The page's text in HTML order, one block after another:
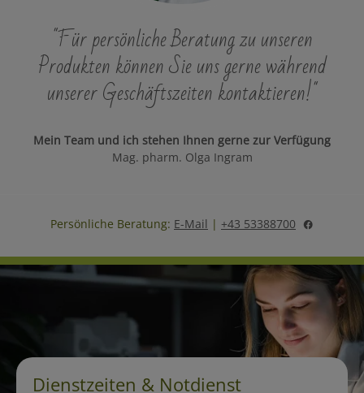
"Für persönliche Beratung zu unseren
Produkten können Sie uns gerne während
unserer Geschäftszeiten kontaktieren!"
Mein Team und ich stehen Ihnen gerne zur Verfügung
Mag. pharm. Olga Ingram
Persönliche Beratung: E-Mail | +43 53388700
Dienstzeiten & Notdienst